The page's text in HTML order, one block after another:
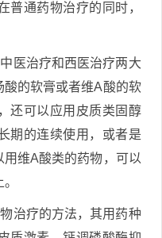
普通药物治疗的同时，
医治疗和西医治疗两大
酸的软膏或者维A酸的软
还可以应用皮质类固醇
期的连续使用，或者是
维A酸类的药物，可以
治疗的方法，其用药种